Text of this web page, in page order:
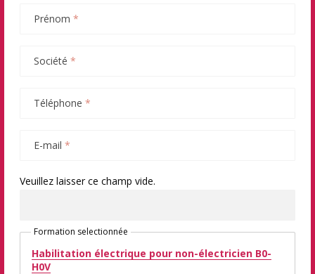
Prénom *
Société *
Téléphone *
E-mail *
Veuillez laisser ce champ vide.
Formation selectionnée
Habilitation électrique pour non-électricien B0-
H0V